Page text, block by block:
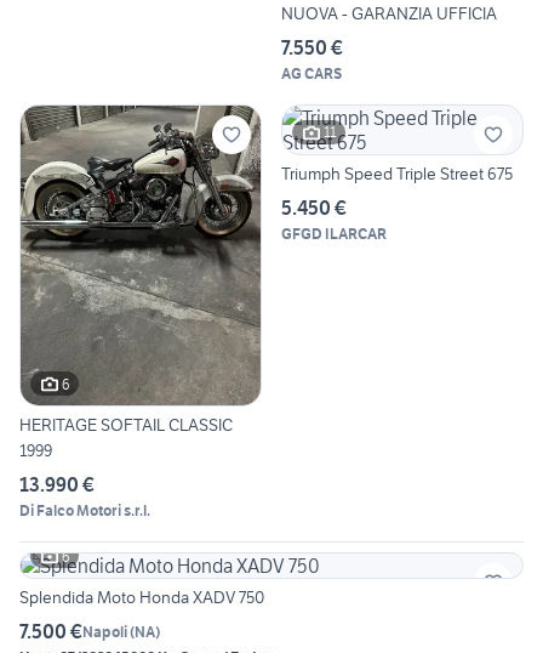
NUOVA - GARANZIA UFFICIA
7.550 €
AG CARS
6
HERITAGE SOFTAIL CLASSIC
1999
13.990 €
Di Falco Motori s.r.l.
11
Triumph Speed Triple Street 675
5.450 €
GFGD ILARCAR
6
Splendida Moto Honda XADV 750
7.500 €Napoli(NA)